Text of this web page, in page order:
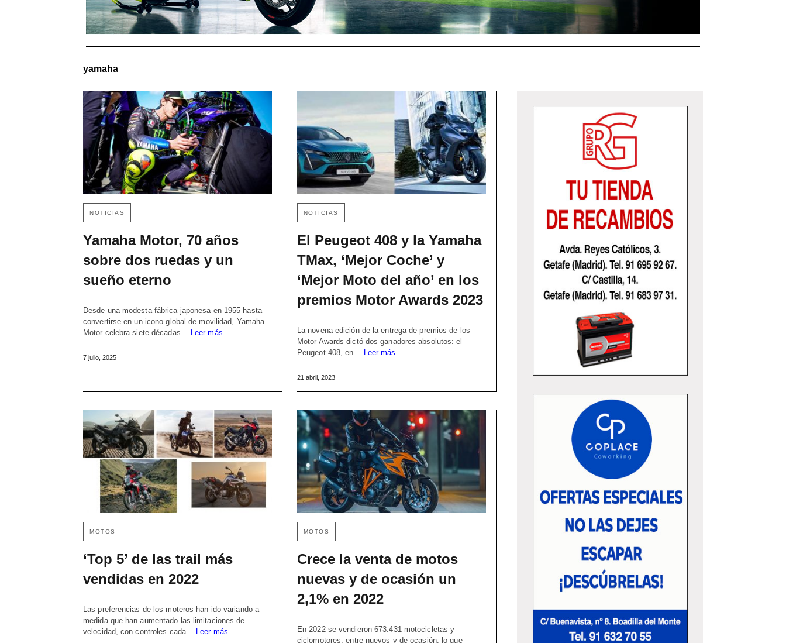
yamaha
NOTICIAS
Yamaha Motor, 70 años
sobre dos ruedas y un
sueño eterno
Desde una modesta fábrica japonesa en 1955 hasta
convertirse en un icono global de movilidad, Yamaha
Motor celebra siete décadas… Leer más
7 julio, 2025
NOTICIAS
El Peugeot 408 y la Yamaha
TMax, ‘Mejor Coche’ y
‘Mejor Moto del año’ en los
premios Motor Awards 2023
La novena edición de la entrega de premios de los
Motor Awards dictó dos ganadores absolutos: el
Peugeot 408, en… Leer más
21 abril, 2023
MOTOS
‘Top 5’ de las trail más
vendidas en 2022
Las preferencias de los moteros han ido variando a
medida que han aumentado las limitaciones de
velocidad, con controles cada…
Leer más
MOTOS
Crece la venta de motos
nuevas y de ocasión un
2,1% en 2022
En 2022 se vendieron 673.431 motocicletas y
ciclomotores, entre nuevos y de ocasión, lo que